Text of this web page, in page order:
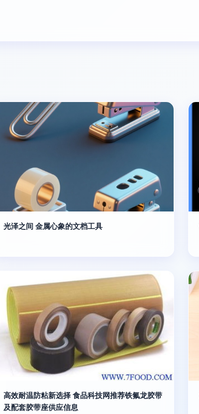
光泽之间 金属心象的文档工具
高效耐温防粘新选择 食品科技网推荐铁氟龙胶带
及配套胶带座供应信息